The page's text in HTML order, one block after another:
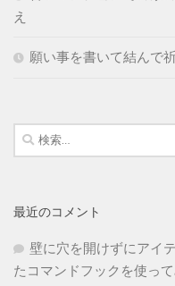
え
願い事を書いて結んで
検
索:
最近のコメント
壁に穴を開けずにアイ
たコマンドフックを使っ